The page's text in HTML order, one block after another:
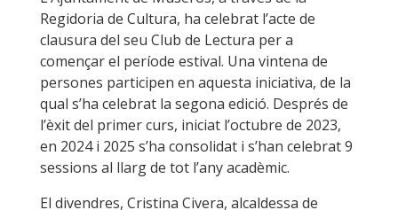
Regidoria de Cultura, ha celebrat l’acte de
clausura del seu Club de Lectura per a
començar el període estival. Una vintena de
persones participen en aquesta iniciativa, de la
qual s’ha celebrat la segona edició. Després de
l’èxit del primer curs, iniciat l’octubre de 2023,
en 2024 i 2025 s’ha consolidat i s’han celebrat 9
sessions al llarg de tot l’any acadèmic.
El divendres, Cristina Civera, alcaldessa de